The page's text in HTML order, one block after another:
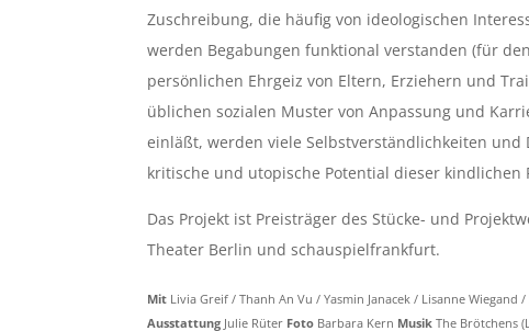
Zuschreibung, die häufig von ideologischen
werden Begabungen funktional verstanden (für
persönlichen Ehrgeiz von Eltern, Erziehern und
üblichen sozialen Muster von Anpassung und
einläßt, werden viele Selbstverständlichkeiten
kritische und utopische Potential dieser kindlichen
Das Projekt ist Preisträger des Stücke- und
Theater Berlin und schauspielfrankfurt.
Mit Livia Greif / Thanh An Vu / Yasmin Janacek / Lisanne Wiegand
Ausstattung Julie Rüter Foto Barbara Kern Musik The Brötchens